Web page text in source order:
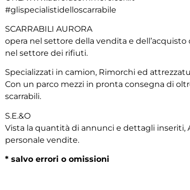
#glispecialistidelloscarrabile
SCARRABILI AURORA
opera nel settore della vendita e
nel settore dei rifiuti.
Specializzati in camion, Rimorchi ed
Con un parco mezzi in pronta consegna di
scarrabili.
S.E.&O
Vista la quantità di annunci e dettagli inseriti,
personale vendite.
* salvo errori o omissioni